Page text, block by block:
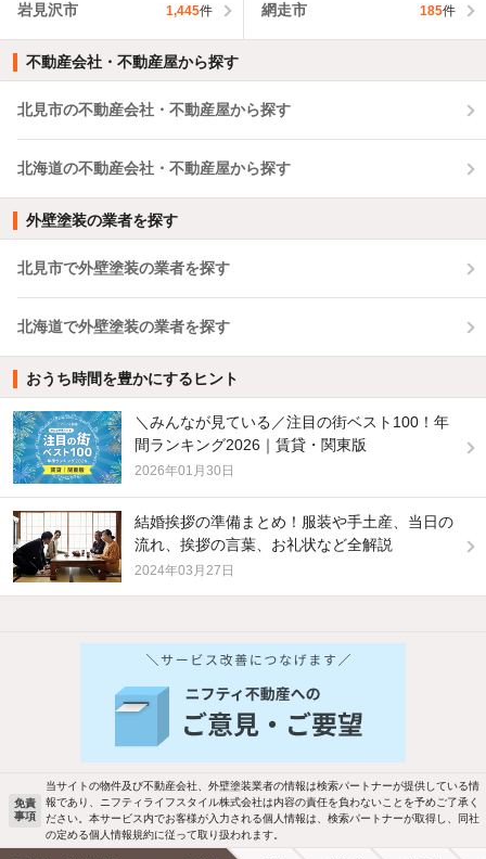
岩見沢市 1,445件 網走市 185件
不動産会社・不動産屋から探す
北見市の不動産会社・不動産屋から探す
北海道の不動産会社・不動産屋から探す
外壁塗装の業者を探す
北見市で外壁塗装の業者を探す
北海道で外壁塗装の業者を探す
おうち時間を豊かにするヒント
＼みんなが見ている／注目の街ベスト100！年
間ランキング2026｜賃貸・関東版
2026年01月30日
結婚挨拶の準備まとめ！服装や手土産、当日の
流れ、挨拶の言葉、お礼状など全解説
2024年03月27日
他の人はこんな条件で絞り込んでいます！
バス・トイレ別 2階以上
洗濯機置場あり 独立洗面台
新着物件メール通知
ご希望の条件の物件が見つかり次第、メ
新着メール通知を受け取る
免責
事項
当サイトの物件及び不動産会社、外壁塗装業者の情報は検索パートナーが提供している情
報であり、ニフティライフスタイル株式会社は内容の責任を負わないことを予めご了承く
ださい。本サービス内でお客様が入力される個人情報は、検索パートナーが取得し、同社
の定める個人情報規約に従って取り扱われます。